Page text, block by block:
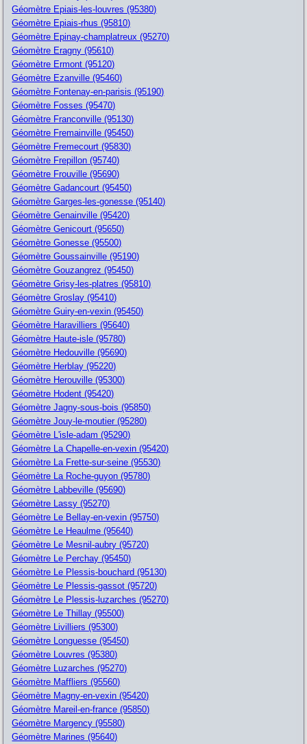
Géomètre Epiais-les-louvres (95380)
Géomètre Epiais-rhus (95810)
Géomètre Epinay-champlatreux (95270)
Géomètre Eragny (95610)
Géomètre Ermont (95120)
Géomètre Ezanville (95460)
Géomètre Fontenay-en-parisis (95190)
Géomètre Fosses (95470)
Géomètre Franconville (95130)
Géomètre Fremainville (95450)
Géomètre Fremecourt (95830)
Géomètre Frepillon (95740)
Géomètre Frouville (95690)
Géomètre Gadancourt (95450)
Géomètre Garges-les-gonesse (95140)
Géomètre Genainville (95420)
Géomètre Genicourt (95650)
Géomètre Gonesse (95500)
Géomètre Goussainville (95190)
Géomètre Gouzangrez (95450)
Géomètre Grisy-les-platres (95810)
Géomètre Groslay (95410)
Géomètre Guiry-en-vexin (95450)
Géomètre Haravilliers (95640)
Géomètre Haute-isle (95780)
Géomètre Hedouville (95690)
Géomètre Herblay (95220)
Géomètre Herouville (95300)
Géomètre Hodent (95420)
Géomètre Jagny-sous-bois (95850)
Géomètre Jouy-le-moutier (95280)
Géomètre L'isle-adam (95290)
Géomètre La Chapelle-en-vexin (95420)
Géomètre La Frette-sur-seine (95530)
Géomètre La Roche-guyon (95780)
Géomètre Labbeville (95690)
Géomètre Lassy (95270)
Géomètre Le Bellay-en-vexin (95750)
Géomètre Le Heaulme (95640)
Géomètre Le Mesnil-aubry (95720)
Géomètre Le Perchay (95450)
Géomètre Le Plessis-bouchard (95130)
Géomètre Le Plessis-gassot (95720)
Géomètre Le Plessis-luzarches (95270)
Géomètre Le Thillay (95500)
Géomètre Livilliers (95300)
Géomètre Longuesse (95450)
Géomètre Louvres (95380)
Géomètre Luzarches (95270)
Géomètre Maffliers (95560)
Géomètre Magny-en-vexin (95420)
Géomètre Mareil-en-france (95850)
Géomètre Margency (95580)
Géomètre Marines (95640)